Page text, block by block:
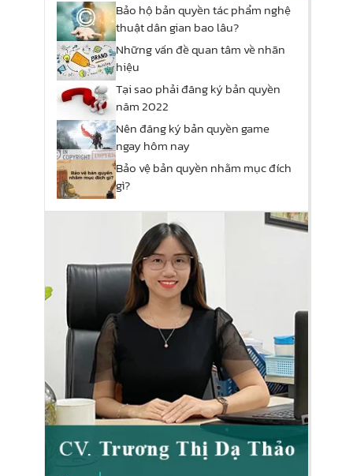
Bảo hộ bản quyền tác phẩm nghệ
thuật dân gian bao lâu?
Những vấn đề quan tâm về nhãn
hiệu
Tại sao phải đăng ký bản quyền
năm 2022
Nên đăng ký bản quyền game
ngay hôm nay
Bảo vệ bản quyền nhằm mục đích
gì?